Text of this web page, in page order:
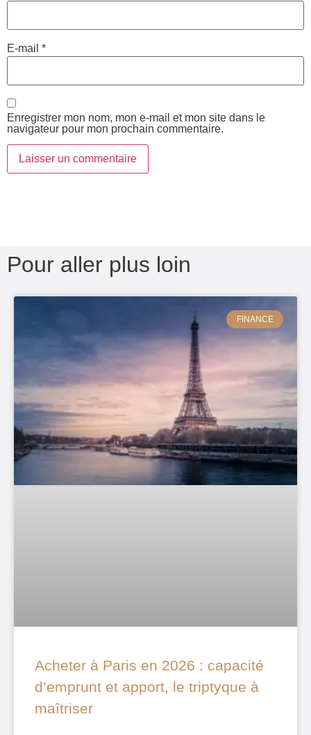
E-mail *
Enregistrer mon nom, mon e-mail et mon site dans le
navigateur pour mon prochain commentaire.
Pour aller plus loin
FINANCE
Acheter à Paris en 2026 : capacité
d’emprunt et apport, le triptyque à
maîtriser